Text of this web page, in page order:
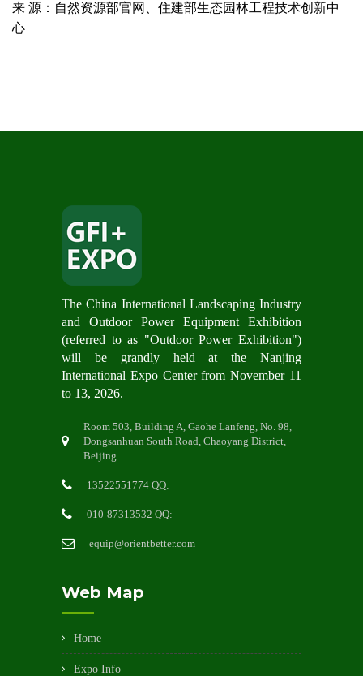
来 源：自然资源部官网、住建部生态园林工程技术创新中
心
The China International Landscaping Industry
and Outdoor Power Equipment Exhibition
(referred to as "Outdoor Power Exhibition")
will be grandly held at the Nanjing
International Expo Center from November 11
to 13, 2026.
Room 503, Building A, Gaohe Lanfeng, No. 98,
Dongsanhuan South Road, Chaoyang District,
Beijing
13522551774 QQ:
010-87313532 QQ:
equip@orientbetter.com
Web Map
Home
Expo Info